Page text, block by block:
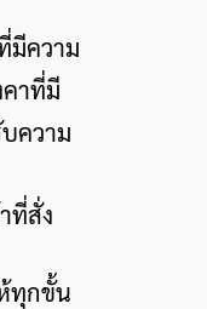
มีความ
าที่มี
ความ
ที่สั่ง
ทุกขั้น